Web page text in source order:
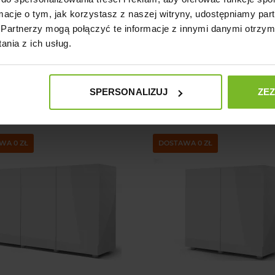
o tym, jak korzystasz z naszej witryny, udostępniamy
mogą połączyć te informacje z innymi danymi
z ich usług.
SPERSONALIZUJ
Z DRZWIAMI 150
Z DRZWIAMI 150
0 ZŁ DOSTAWA 0 ZŁ